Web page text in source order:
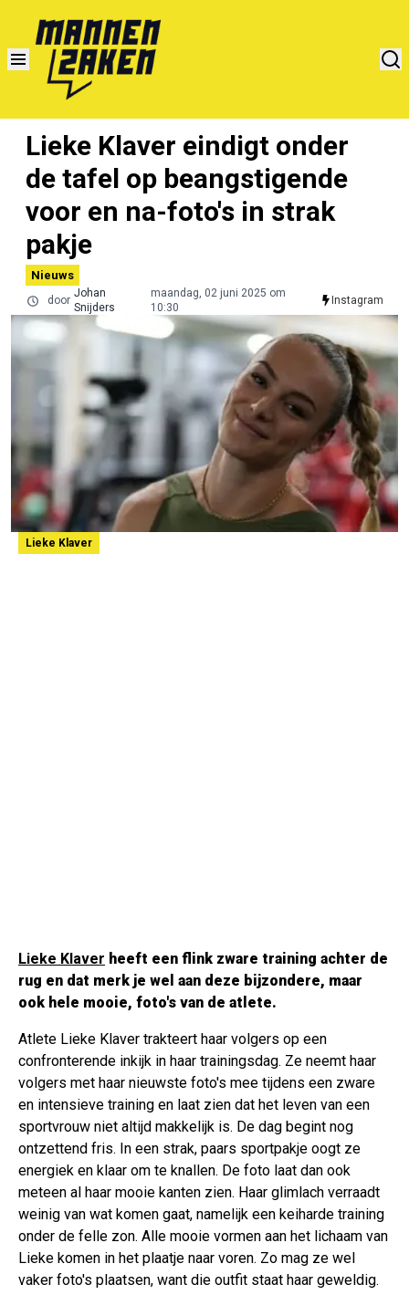
Lieke Klaver eindigt onder
de tafel op beangstigende
voor en na-foto's in strak
pakje
Nieuws
door
Johan
Snijders
maandag, 02 juni 2025 om
10:30
Instagram
Lieke Klaver
Lieke Klaver heeft een flink zware training achter de
rug en dat merk je wel aan deze bijzondere, maar
ook hele mooie, foto's van de atlete.
Atlete Lieke Klaver trakteert haar volgers op een
confronterende inkijk in haar trainingsdag. Ze neemt haar
volgers met haar nieuwste foto's mee tijdens een zware
en intensieve training en laat zien dat het leven van een
sportvrouw niet altijd makkelijk is. De dag begint nog
ontzettend fris. In een strak, paars sportpakje oogt ze
energiek en klaar om te knallen. De foto laat dan ook
meteen al haar mooie kanten zien. Haar glimlach verraadt
weinig van wat komen gaat, namelijk een keiharde training
onder de felle zon. Alle mooie vormen aan het lichaam van
Lieke komen in het plaatje naar voren. Zo mag ze wel
vaker foto's plaatsen, want die outfit staat haar geweldig.